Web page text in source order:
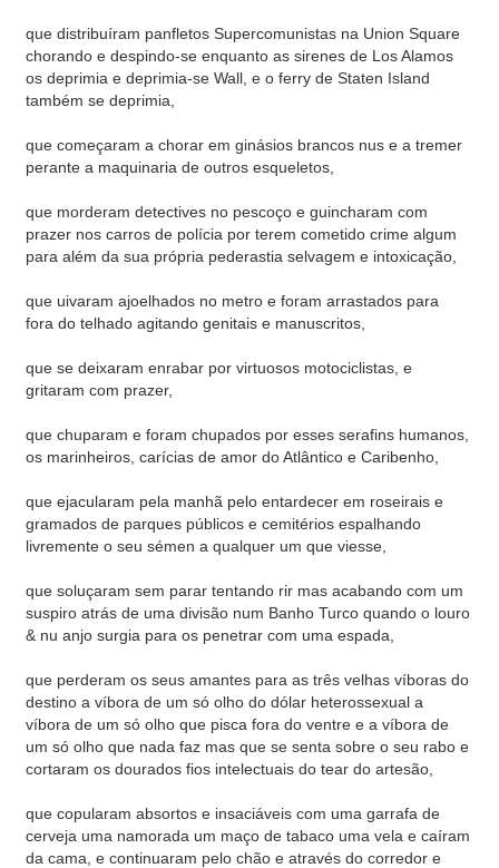
que distribuíram panfletos Supercomunistas na Union Square
chorando e despindo-se enquanto as sirenes de Los Alamos
os deprimia e deprimia-se Wall, e o ferry de Staten Island
também se deprimia,
que começaram a chorar em ginásios brancos nus e a tremer
perante a maquinaria de outros esqueletos,
que morderam detectives no pescoço e guincharam com
prazer nos carros de polícia por terem cometido crime algum
para além da sua própria pederastia selvagem e intoxicação,
que uivaram ajoelhados no metro e foram arrastados para
fora do telhado agitando genitais e manuscritos,
que se deixaram enrabar por virtuosos motociclistas, e
gritaram com prazer,
que chuparam e foram chupados por esses serafins humanos,
os marinheiros, carícias de amor do Atlântico e Caribenho,
que ejacularam pela manhã pelo entardecer em roseirais e
gramados de parques públicos e cemitérios espalhando
livremente o seu sémen a qualquer um que viesse,
que soluçaram sem parar tentando rir mas acabando com um
suspiro atrás de uma divisão num Banho Turco quando o louro
& nu anjo surgia para os penetrar com uma espada,
que perderam os seus amantes para as três velhas víboras do
destino a víbora de um só olho do dólar heterossexual a
víbora de um só olho que pisca fora do ventre e a víbora de
um só olho que nada faz mas que se senta sobre o seu rabo e
cortaram os dourados fios intelectuais do tear do artesão,
que copularam absortos e insaciáveis com uma garrafa de
cerveja uma namorada um maço de tabaco uma vela e caíram
da cama, e continuaram pelo chão e através do corredor e